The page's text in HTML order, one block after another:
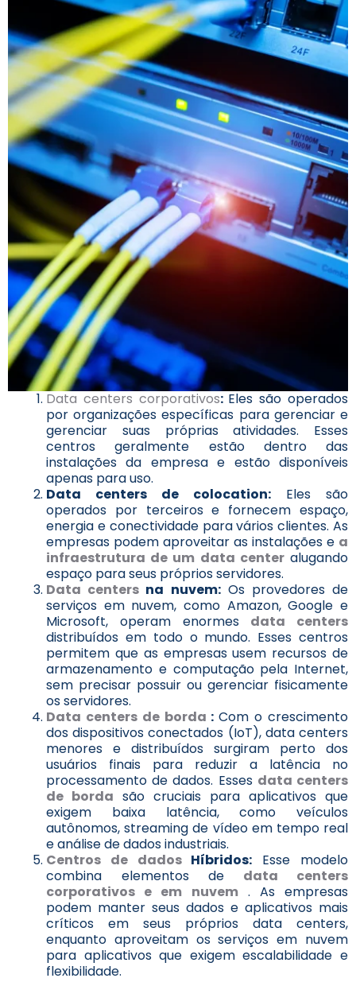
Data centers corporativos: Eles são operados
por organizações específicas para gerenciar e
gerenciar suas próprias atividades. Esses
centros geralmente estão dentro das
instalações da empresa e estão disponíveis
apenas para uso.
Data centers de colocation: Eles são
operados por terceiros e fornecem espaço,
energia e conectividade para vários clientes. As
empresas podem aproveitar as instalações e a
infraestrutura de um data centeralugando
espaço para seus próprios servidores.
Data centers na nuvem:Os provedores de
serviços em nuvem, como Amazon, Google e
Microsoft, operam enormes data centers
distribuídos em todo o mundo. Esses centros
permitem que as empresas usem recursos de
armazenamento e computação pela Internet,
sem precisar possuir ou gerenciar fisicamente
os servidores.
Data centers de borda :Com o crescimento
dos dispositivos conectados (IoT), data centers
menores e distribuídos surgiram perto dos
usuários finais para reduzir a latência no
processamento de dados. Esses data centers
de borda são cruciais para aplicativos que
exigem baixa latência, como veículos
autônomos, streaming de vídeo em tempo real
e análise de dados industriais.
Centros de dadosHíbridos: Esse modelo
combina elementos de data centers
corporativos e em nuvem. As empresas
podem manter seus dados e aplicativos mais
críticos em seus próprios data centers,
enquanto aproveitam os serviços em nuvem
para aplicativos que exigem escalabilidade e
flexibilidade.